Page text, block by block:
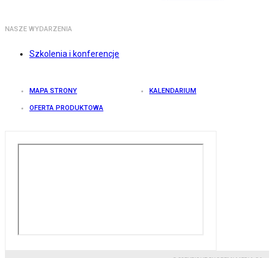
NASZE WYDARZENIA
Szkolenia i konferencje
MAPA STRONY KALENDARIUM
OFERTA PRODUKTOWA